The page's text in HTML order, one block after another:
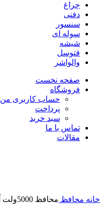
چراغ
دفنی
سنسور
سوله ای
شیشه
فتوسل
والواشر
صفحه نخست
فروشگاه
حساب کاربری من
پرداخت
سبد خرید
تماس با ما
مقالات
خانه محافظ محافظ 5000ولت آمپر ماتو